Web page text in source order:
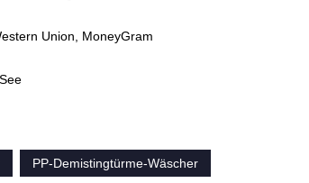
Union, MoneyGram
PP-Demistingtürme-Wäscher